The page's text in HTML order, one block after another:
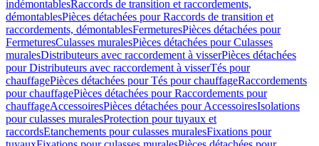
indémontablesRaccords de transition et raccordements,
démontablesPièces détachées pour Raccords de transition et
raccordements, démontablesFermeturesPièces détachées pour
FermeturesCulasses muralesPièces détachées pour Culasses
muralesDistributeurs avec raccordement à visserPièces détachées
pour Distributeurs avec raccordement à visserTés pour
chauffagePièces détachées pour Tés pour chauffageRaccordements
pour chauffagePièces détachées pour Raccordements pour
chauffageAccessoiresPièces détachées pour AccessoiresIsolations
pour culasses muralesProtection pour tuyaux et
raccordsEtanchements pour culasses muralesFixations pour